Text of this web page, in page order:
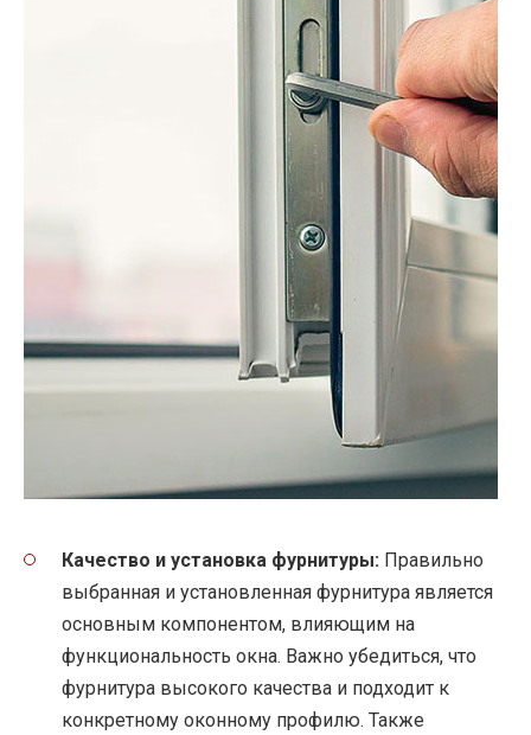
Качество и установка фурнитуры: Правильно
выбранная и установленная фурнитура является
основным компонентом, влияющим на
функциональность окна. Важно убедиться, что
фурнитура высокого качества и подходит к
конкретному оконному профилю. Также